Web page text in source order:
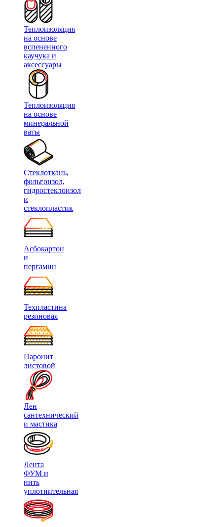
Теплоизоляция
на основе
вспененного
каучука и
аксессуары
Теплоизоляция
на основе
минеральной
ваты
Стеклоткань,
фольгоизол,
гидростеклоизол
и
стеклопластик
Асбокартон
и
пергамин
Техпластина
резиновая
Паронит
листовой
Лен
сантехнический
и мастика
Лента
ФУМ и
нить
уплотнительная